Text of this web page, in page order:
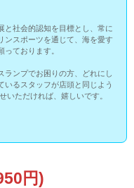
と社会的認知を目標とし、常に
ンスポーツを通じて、海を愛す
ております。
ランプでお困りの方、どれにし
いるスタッフが店頭と同じよう
いただければ、嬉しいです。
円)